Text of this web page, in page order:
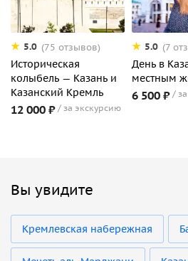
5.0 (75 отзывов)
Историческая
колыбель — Казань и
Казанский Кремль
12 000 ₽ за экскурсию
5.0 (7
День в
местным
6 500 ₽
Вы увидите
Кремлевская набережная